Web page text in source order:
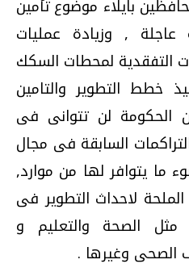
بايلاء موضوع تأمين
عاجلة , وزيادة عمليات
التفقدية لمحطات السكك
خطط التطوير والتامين
الحكومة لن تتوانى فى
السابقة فى مجال
ما يتوافر لها من موارد,
الملحة لاحداث التطوير فى
الصحة والتعليم و
الصحى وغيرها .